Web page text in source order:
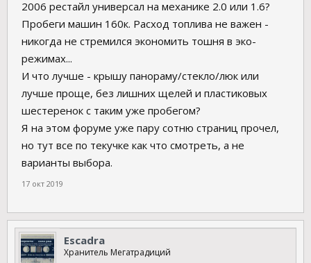
2006 рестайл универсал на механике 2.0 или 1.6?
Пробеги машин 160к. Расход топлива не важен -
никогда не стремился экономить тошня в эко-
режимах...
И что лучше - крышу панораму/стекло/люк или
лучше проще, без лишних щелей и пластиковых
шестеренок с таким уже пробегом?
Я на этом форуме уже пару сотню страниц прочел,
но тут все по текучке как что смотреть, а не
варианты выбора.
17 окт 2019
Escadra
Хранитель Мегатрадиций